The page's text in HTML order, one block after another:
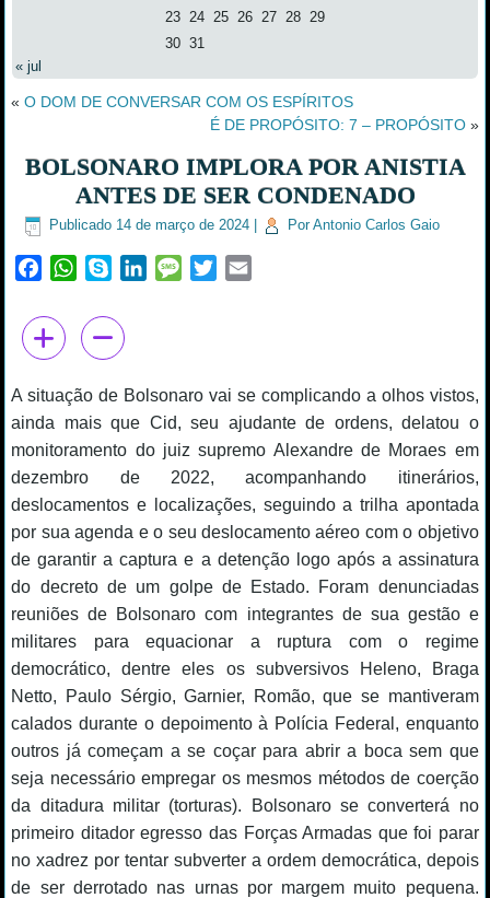
23 24 25 26 27 28
29
30 31
« jul
«O DOM DE CONVERSAR COM OS ESPÍRITOS
É DE PROPÓSITO: 7 – PROPÓSITO»
BOLSONARO IMPLORA POR ANISTIA
ANTES DE SER CONDENADO
Publicado 14 de março de 2024 Por Antonio Carlos Gaio
FacebookWhatsApp
Skype LinkedInMessage
Twitter
A situação de Bolsonaro vai se complicando a olhos vistos,
ainda mais que Cid, seu ajudante de ordens, delatou o
monitoramento do juiz supremo Alexandre de Moraes em
dezembro de 2022, acompanhando itinerários,
deslocamentos e localizações, seguindo a trilha apontada
por sua agenda e o seu deslocamento aéreo com o objetivo
de garantir a captura e a detenção logo após a assinatura
do decreto de um golpe de Estado. Foram denunciadas
reuniões de Bolsonaro com integrantes de sua gestão e
militares para equacionar a ruptura com o regime
democrático, dentre eles os subversivos Heleno, Braga
Netto, Paulo Sérgio, Garnier, Romão, que se mantiveram
calados durante o depoimento à Polícia Federal, enquanto
outros já começam a se coçar para abrir a boca sem que
seja necessário empregar os mesmos métodos de coerção
da ditadura militar (torturas). Bolsonaro se converterá no
primeiro ditador egresso das Forças Armadas que foi parar
no xadrez por tentar subverter a ordem democrática, depois
de ser derrotado nas urnas por margem muito pequena.